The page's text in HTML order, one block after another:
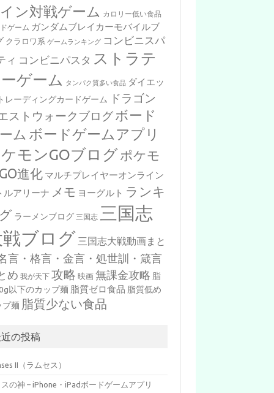
ン対戦ゲーム カロリー低い食品
ゲーム ガンダムブレイカーモバイルブ
クラロワ系 ゲームランキング コンビニスパ
ィ コンビニパスタ ストラテ
ゲーム
タンパク質多い食品 ダイエッ
トレーディングカードゲーム
ドラゴン
ストウォークブログボード
ム ボードゲームアプリ
モンGOブログポケモ
進化 マルチプレイヤーオンライン
ルアリーナ メモ ヨーグルト ランキ
ラーメンブログ 三国志 三国志
戦ブログ 三国志大戦動画まと
言・格言・金言・処世訓・箴言
め 我が天下 攻略 映画 無課金攻略 脂
以下のカップ麺 脂質ゼロ食品 脂質低め
プ麺 脂質少ない食品
の投稿
II（ラムセス）
の神 – iPhone・iPadボードゲームアプリ